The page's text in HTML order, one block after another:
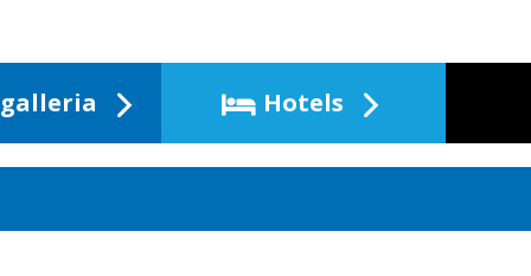
galleria Hotels